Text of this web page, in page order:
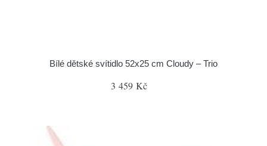
Bílé dětské svítidlo 52x25 cm Cloudy – Trio
3 459 Kč